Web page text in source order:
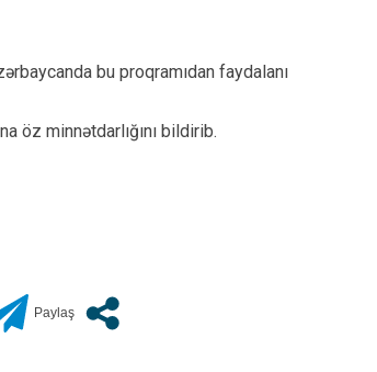
bu proqramıdan faydalanı
öz minnətdarlığını bildirib.